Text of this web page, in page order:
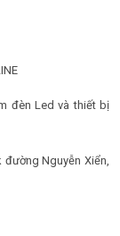
đèn Led và thiết bị
đường Nguyễn Xiển,